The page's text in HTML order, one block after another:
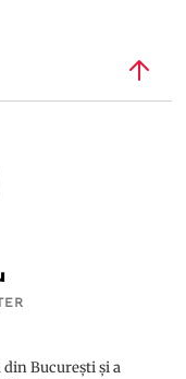
București și a